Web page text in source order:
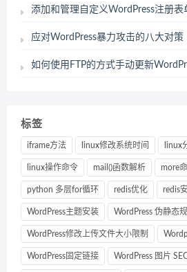
添加和管理自定义WordPress注册表
应对WordPress暴力攻击的八大对策
如何使用FTP的方式手动更新
标签
iframe方法 linux修改系统时间 linux
linux操作命令 mail()函数解析 more
python 多层for循环 redis优化 redis
WordPress主题安装 WordPress 伪静态
WordPress修改上传文件大小限制
WordPress固定链接 WordPress 图片